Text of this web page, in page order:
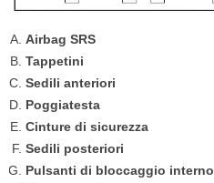
Airbag SRS
Tappetini
Sedili anteriori
Poggiatesta
Cinture di sicurezza
Sedili posteriori
Pulsanti di bloccaggio interno